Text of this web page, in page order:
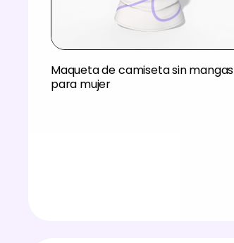
Maqueta de camiseta sin mangas
para mujer